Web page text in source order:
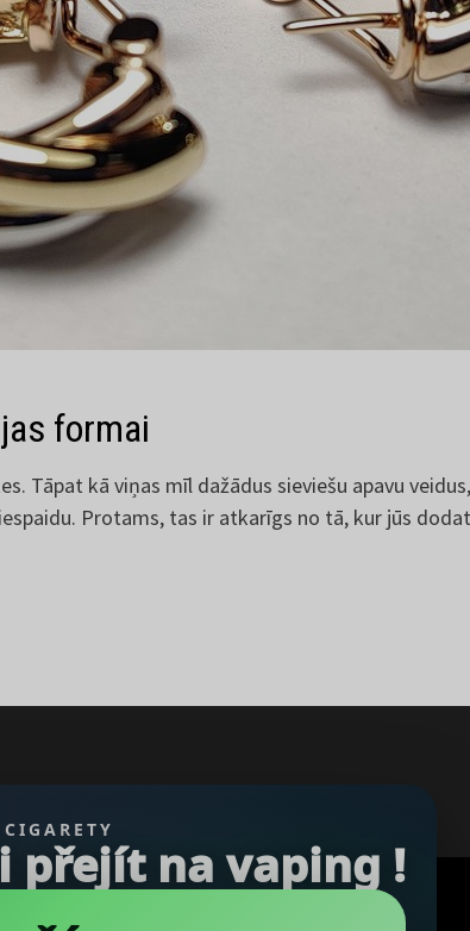
formai
Tāpat kā viņas mīl dažādus sieviešu apavu
Protams, tas ir atkarīgs no tā, kur jūs
přejít na vaping !